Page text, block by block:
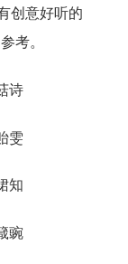
创意好听的
考。
诗
雯
知
豌